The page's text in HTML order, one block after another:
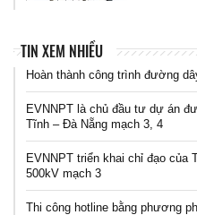
TIN XEM NHIỀU
Hoàn thành công trình đường
EVNNPT là chủ đầu tư dự án
Tĩnh – Đà Nẵng mạch 3, 4
EVNNPT triển khai chỉ đạo
500kV mạch 3
Thi công hotline bằng phương